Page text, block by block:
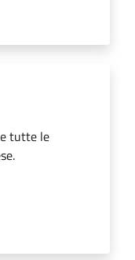
tutte le